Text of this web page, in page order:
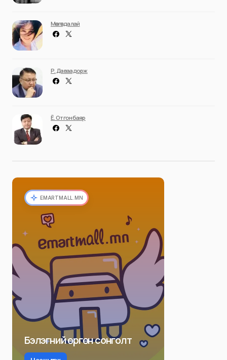
Мөнгөндалай
Р. Даваадорж
Ё. Отгонбаяр
EMARTMALL.MN
Бэлэгний өргөн сонголт